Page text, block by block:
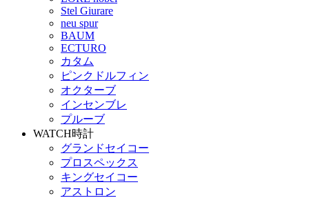
Stel Giurare
neu spur
BAUM
ECTURO
カタム
ピンクドルフィン
オクターブ
インセンブレ
プルーブ
WATCH時計
グランドセイコー
プロスペックス
キングセイコー
アストロン